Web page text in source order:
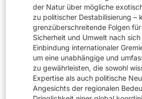
der Natur über mögliche
zu politischer Destabilisierung –
grenzüberschreitende Folgen
Sicherheit und Umwelt nach
Einbindung internationaler
um eine unabhängige und
zu gewährleisten, die sowohl
Expertise als auch politische
Angesichts der regionalen